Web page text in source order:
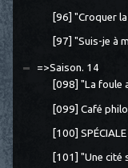
[96] "Croquer
[97] "Suis-je à
=>Saison. 14
[098] "La foule
[099] Café
[100]
[101] "Une cité